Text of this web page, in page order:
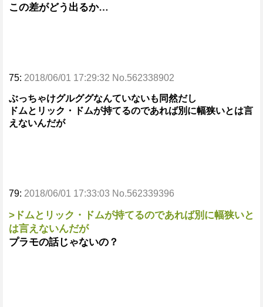
この差がどう出るか…
75: 2018/06/01 17:29:32 No.562338902
ぶっちゃけグルググなんていないも同然だし
ドムとリック・ドムが持てるのであれば別に幅狭いとは言
えないんだが
79: 2018/06/01 17:33:03 No.562339396
>ドムとリック・ドムが持てるのであれば別に幅狭いと
は言えないんだが
プラモの話じゃないの？